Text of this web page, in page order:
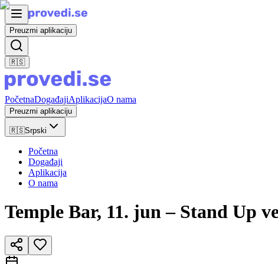
Preuzmi aplikaciju
🇷🇸
PočetnaDogađajiAplikacijaO nama
Preuzmi aplikaciju
🇷🇸Srpski
Početna
Događaji
Aplikacija
O nama
Temple Bar, 11. jun – Stand Up